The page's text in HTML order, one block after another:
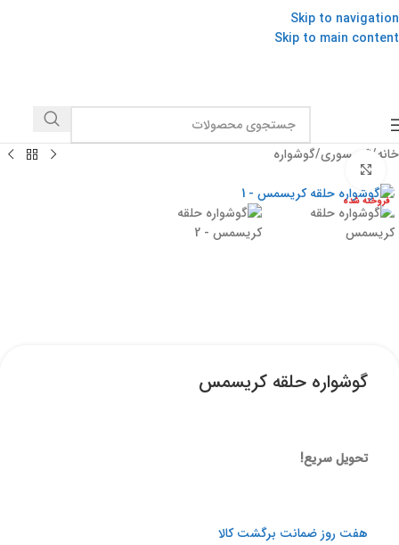
Skip to navigation
Skip to main content
خانه/اکسسوری/گوشواره
فروخته شده
گوشواره حلقه کریسمس
تحویل سریع!
هفت روز ضمانت برگشت کالا